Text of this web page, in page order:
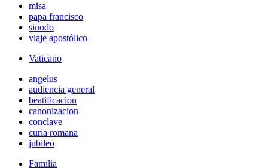
misa
papa francisco
sinodo
viaje apostólico
Vaticano
angelus
audiencia general
beatificacion
canonizacion
conclave
curia romana
jubileo
Familia